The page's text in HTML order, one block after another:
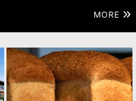
MORE